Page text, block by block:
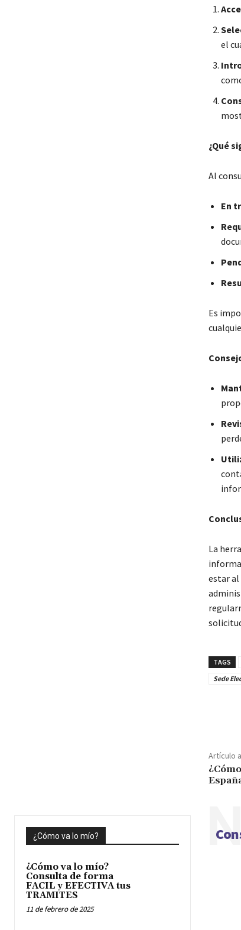
el
¿Qué
Al
En
Es
La
estar al
TAGS
Sede
Artículo
¿Cómo va lo mío?
¿Cómo va lo mío?
Consulta de forma
FACIL y EFECTIVA tus
TRAMITES
11 de febrero de 2025